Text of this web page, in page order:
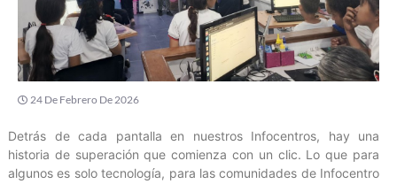
24 De Febrero De 2026
Detrás de cada pantalla en nuestros Infocentros, hay una
historia de superación que comienza con un clic. Lo que para
algunos es solo tecnología, para las comunidades de Infocentro